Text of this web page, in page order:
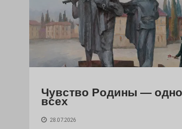
Чувство Родины —
всех
28.07.2026